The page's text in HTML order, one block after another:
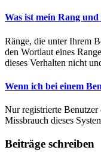
Was ist mein Rang
Ränge, die unter Ihrem
den Wortlaut eines
dieses Verhalten nicht
Wenn ich bei einem
Nur registrierte
Missbrauch dieses
Beiträge schreiben